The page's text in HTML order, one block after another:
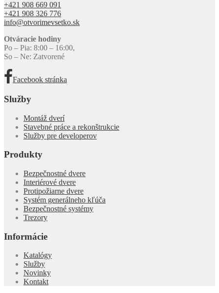
+421 908 669 091
+421 908 326 776
info@otvorimevsetko.sk
Otváracie hodiny
Po – Pia: 8:00 – 16:00,
So – Ne: Zatvorené
Facebook stránka
Služby
Montáž dverí
Stavebné práce a rekonštrukcie
Služby pre developerov
Produkty
Bezpečnostné dvere
Interiérové dvere
Protipožiarne dvere
Systém generálneho kľúča
Bezpečnostné systémy
Trezory
Informácie
Katalógy
Služby
Novinky
Kontakt